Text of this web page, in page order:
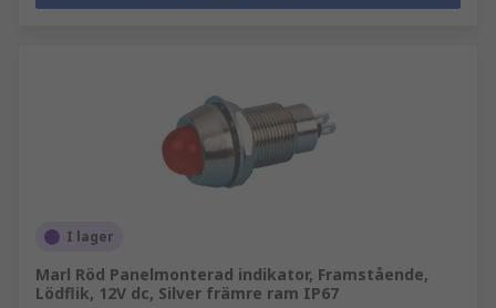
I lager
Marl Röd Panelmonterad indikator, Framstående,
Lödflik, 12V dc, Silver främre ram IP67